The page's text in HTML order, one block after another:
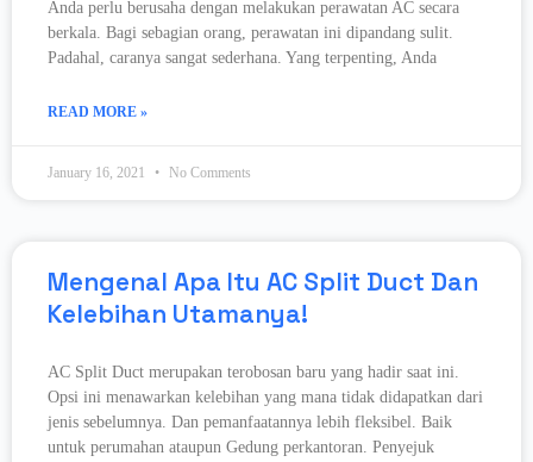
Anda perlu berusaha dengan melakukan perawatan AC secara
berkala. Bagi sebagian orang, perawatan ini dipandang sulit.
Padahal, caranya sangat sederhana. Yang terpenting, Anda
READ MORE »
January 16, 2021 No Comments
Mengenal Apa Itu AC Split Duct Dan
Kelebihan Utamanya!
AC Split Duct merupakan terobosan baru yang hadir saat ini.
Opsi ini menawarkan kelebihan yang mana tidak didapatkan dari
jenis sebelumnya. Dan pemanfaatannya lebih fleksibel. Baik
untuk perumahan ataupun Gedung perkantoran. Penyejuk